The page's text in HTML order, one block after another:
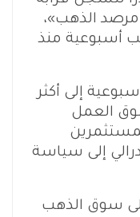
«مرصد الذهب»،
أسبوعية منذ
إلى أكثر
سوق العمل
إلى سياسة
سوق الذهب